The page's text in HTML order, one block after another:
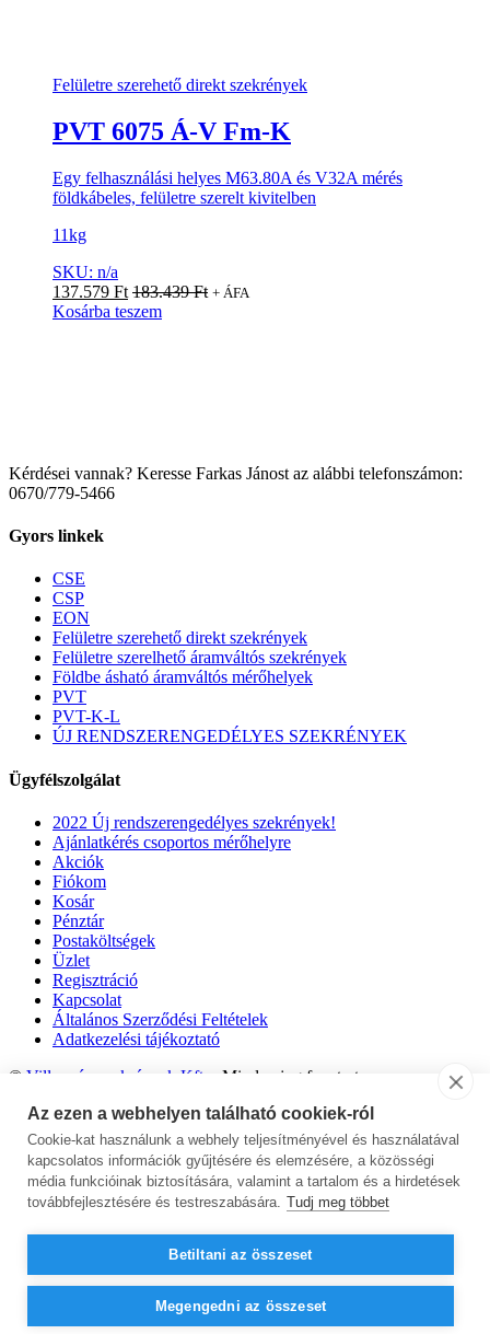
Felületre szerehető direkt szekrények
PVT 6075 Á-V Fm-K
Egy felhasználási helyes M63.80A és V32A mérés
földkábeles, felületre szerelt kivitelben
11kg
SKU: n/a
137.579 Ft 183.439Ft + ÁFA
Kosárba teszem
Kérdései vannak? Keresse Farkas Jánost az alábbi telefonszámon:
0670/779-5466
Gyors linkek
CSE
CSP
EON
Felületre szerehető direkt szekrények
Felületre szerelhető áramváltós szekrények
Földbe ásható áramváltós mérőhelyek
PVT
PVT-K-L
ÚJ RENDSZERENGEDÉLYES SZEKRÉNYEK
Ügyfélszolgálat
2022 Új rendszerengedélyes szekrények!
Ajánlatkérés csoportos mérőhelyre
Akciók
Fiókom
Kosár
Pénztár
Postaköltségek
Üzlet
Regisztráció
Kapcsolat
Általános Szerződési Feltételek
Adatkezelési tájékoztató
© Villanyóraszekrények Kft. - Minden jog fenntartva.
Kérdései vannak? Keresse Farkas Jánost az alábbi telefonszámon:
Az ezen a webhelyen található cookiek-ról
Cookie-kat használunk a webhely teljesítményével és használatával
kapcsolatos információk gyűjtésére és elemzésére, a közösségi
média funkcióinak biztosítására, valamint a tartalom és a hirdetések
továbbfejlesztésére és testreszabására. Tudj meg többet
Betiltani az összeset
Megengedni az összeset